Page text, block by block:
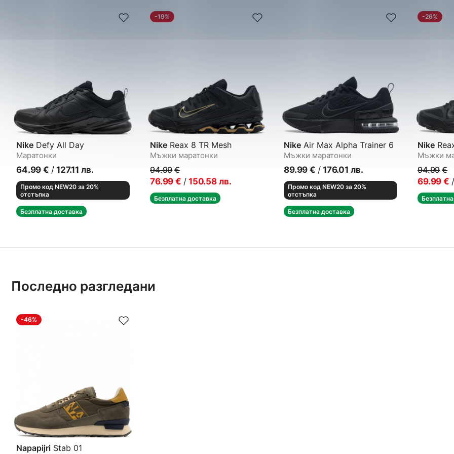
Nike Defy All Day
Маратонки
64.99 € / 127.11 лв.
Промо код NEW20 за 20%
отстъпка
Безплатна доставка
-19%
Nike Reax 8 TR Mesh
Мъжки маратонки
94.99 €
76.99 € / 150.58 лв.
Безплатна доставка
Nike Air Max Alpha Trainer 6
Мъжки маратонки
89.99 € / 176.01 лв.
Промо код NEW20 за 20%
отстъпка
Безплатна доставка
-26%
Nike
Мъжки
94.99 €
69.99 € /
Последно разгледани
-46%
Napapijri Stab 01